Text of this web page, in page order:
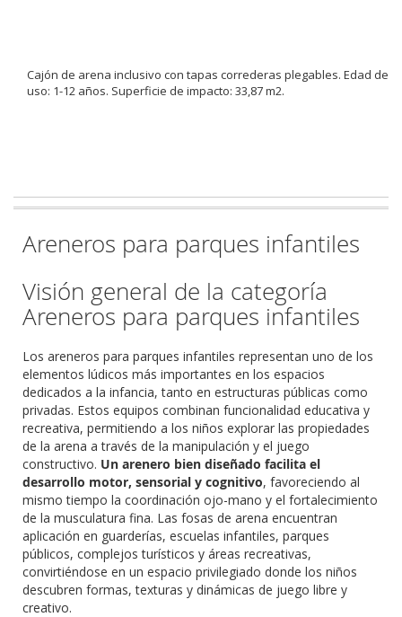
Cajón de arena inclusivo con tapas correderas plegables. Edad de
uso: 1-12 años. Superficie de impacto: 33,87 m2.
Areneros para parques infantiles
Visión general de la categoría
Areneros para parques infantiles
Los areneros para parques infantiles representan uno de los
elementos lúdicos más importantes en los espacios
dedicados a la infancia, tanto en estructuras públicas como
privadas. Estos equipos combinan funcionalidad educativa y
recreativa, permitiendo a los niños explorar las propiedades
de la arena a través de la manipulación y el juego
constructivo. Un arenero bien diseñado facilita el
desarrollo motor, sensorial y cognitivo, favoreciendo al
mismo tiempo la coordinación ojo-mano y el fortalecimiento
de la musculatura fina. Las fosas de arena encuentran
aplicación en guarderías, escuelas infantiles, parques
públicos, complejos turísticos y áreas recreativas,
convirtiéndose en un espacio privilegiado donde los niños
descubren formas, texturas y dinámicas de juego libre y
creativo.